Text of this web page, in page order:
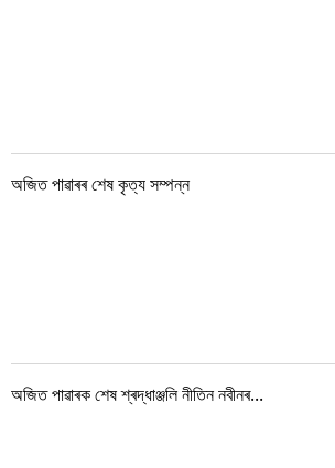
অজিত পাৱাৰৰ শেষ কৃত্য সম্পন্ন
অজিত পাৱাৰক শেষ শ্ৰদ্ধাঞ্জলি নীতিন নবীনৰ...